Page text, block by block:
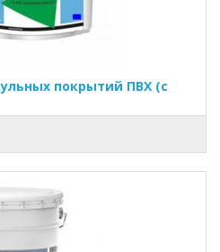
покрытий ПВХ (с